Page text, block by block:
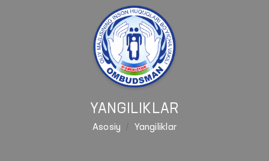
YANGILIKLAR
Asosiy Yangiliklar